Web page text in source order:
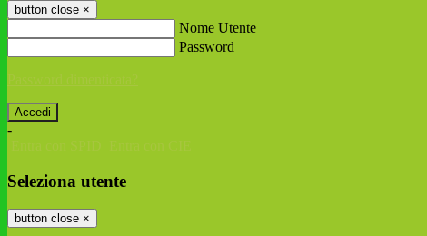
button close ×
Nome Utente
Password
-
Seleziona utente
button close ×